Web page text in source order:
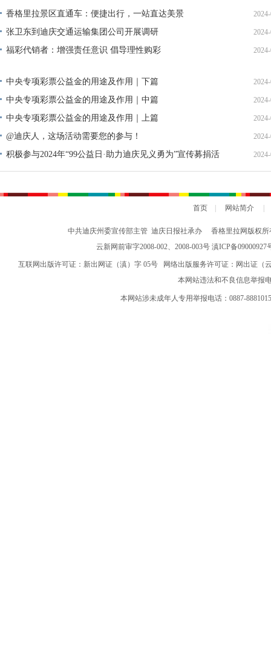
香格里拉景区直通车：便捷出行，一站直达美景
张卫东到迪庆交通运输集团公司开展调研
福彩代销者：增强责任意识 倡导理性购彩
中央专项彩票公益金的用途及作用｜下篇
中央专项彩票公益金的用途及作用｜中篇
中央专项彩票公益金的用途及作用｜上篇
@迪庆人，这场活动需要您的参与！
积极参与2024年“99公益日·助力迪庆见义勇为”宣传募捐活
动倡议书